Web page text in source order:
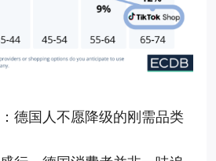
德国人不愿降级的刚需品类